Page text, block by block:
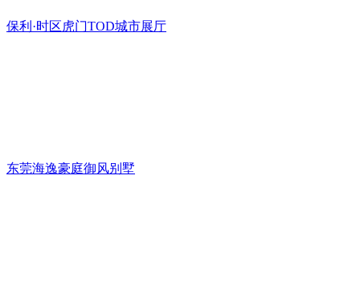
保利·时区虎门TOD城市展厅
东莞海逸豪庭御风别墅